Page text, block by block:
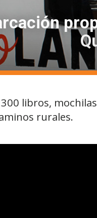
libros,
rurales.